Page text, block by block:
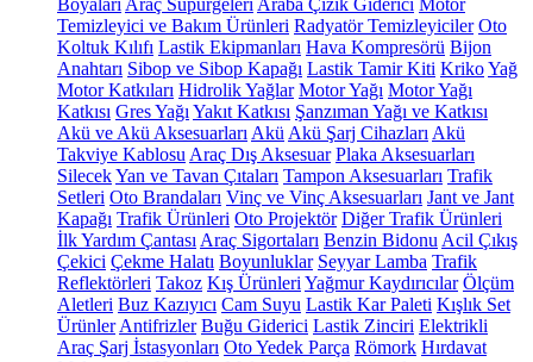
Boyaları Araç Süpürgeleri Araba Çizik Giderici Motor
Temizleyici ve Bakım Ürünleri Radyatör Temizleyiciler Oto
Koltuk Kılıfı Lastik Ekipmanları Hava Kompresörü Bijon
Anahtarı Sibop ve Sibop Kapağı Lastik Tamir Kiti KrikoYağ
Motor Katkıları Hidrolik Yağlar Motor Yağı Motor Yağı
Katkısı Gres Yağı Yakıt Katkısı Şanzıman Yağı ve Katkısı
Akü ve Akü Aksesuarları Akü Akü Şarj Cihazları Akü
Takviye Kablosu Araç Dış Aksesuar Plaka Aksesuarları
SilecekYan ve Tavan Çıtaları Tampon Aksesuarları Trafik
Setleri Oto Brandaları Vinç ve Vinç Aksesuarları Jant ve Jant
Kapağı Trafik Ürünleri Oto Projektör Diğer Trafik Ürünleri
İlk Yardım Çantası Araç Sigortaları Benzin Bidonu Acil Çıkış
Çekici Çekme Halatı Boyunluklar Seyyar Lamba Trafik
Reflektörleri Takoz Kış Ürünleri Yağmur Kaydırıcılar Ölçüm
Aletleri Buz Kazıyıcı Cam Suyu Lastik Kar Paleti Kışlık Set
Ürünler Antifrizler Buğu Giderici Lastik Zinciri Elektrikli
Araç Şarj İstasyonları Oto Yedek Parça Römork Hırdavat